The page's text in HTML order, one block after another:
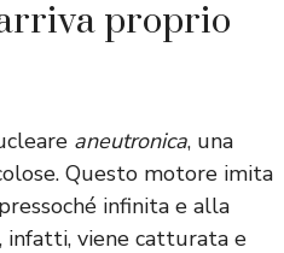
proprio
aneutronica, una
Questo motore imita
infinita e alla
infatti, viene catturata e